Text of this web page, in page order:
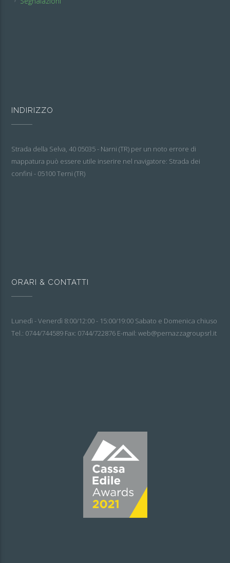
INDIRIZZO
Strada della Selva, 40 05035 - Narni (TR) per un noto errore di
mappatura può essere utile inserire nel navigatore: Strada dei
confini - 05100 Terni (TR)
ORARI & CONTATTI
Lunedì - Venerdì 8:00/12:00 - 15:00/19:00 Sabato e Domenica chiuso
Tel.: 0744/744589 Fax: 0744/722876 E-mail: web@pernazzagroupsrl.it